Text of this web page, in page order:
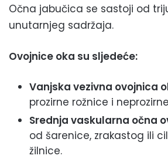
Očna jabučica se sastoji od
unutarnjeg sadržaja.
Ovojnice oka su sljedeće:
Vanjska vezivna ovojnica
prozirne rožnice i
Srednja vaskularna očna
od šarenice, zrakastog ili
žilnice.